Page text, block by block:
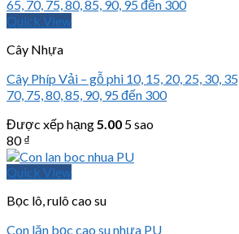
Quick View
Cây Nhựa
Cây Phíp Vải – gỗ phi 10, 15, 20, 25, 30,
70, 75, 80, 85, 90, 95 đến 300
Được xếp hạng5.00 5 sao
80₫
Quick View
Bọc lô, rulô cao su
Con lăn bọc cao su nhựa PU